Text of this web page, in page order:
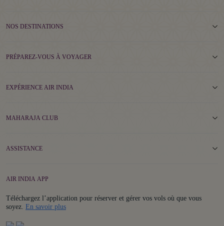
NOS DESTINATIONS
PRÉPAREZ-VOUS À VOYAGER
EXPÉRIENCE AIR INDIA
MAHARAJA CLUB
ASSISTANCE
AIR INDIA APP
Téléchargez l’application pour réserver et gérer vos vols où que vous
soyez. En savoir plusDetails